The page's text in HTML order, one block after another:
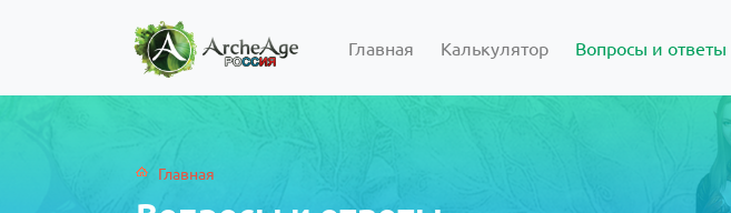
Главная Калькулятор Вопросы и ответы
Главная